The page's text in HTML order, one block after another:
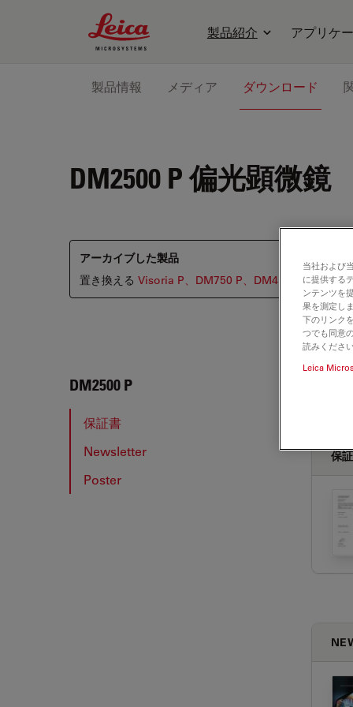
Leica Microsystems Logo
製品紹介 アプリケ
製品情報 メディア ダウンロード
DM2500 P偏光顕微鏡
アーカイブした製品
置き換える Visoria P、DM750 P、DM4 P
DM2500 P
保証書
Newsletter
Poster
保
当社および
に提供する
ンテンツを
果を測定し
下のリンク
つでも同意
読みくださ
Leica